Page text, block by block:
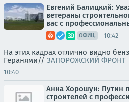
Евгений Балицкий:
ветераны
вас с
ОФИЦ. 10:42
На этих кадрах отлично видно
Геранями// ЗАПОРОЖСКИЙ ФРОНТ
10:40
Анна Хорошун: Путин
строителей с